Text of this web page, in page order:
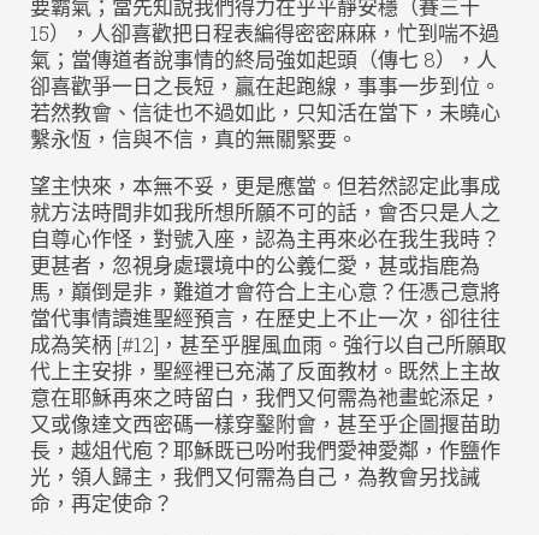
要霸氣；當先知說我們得力在乎平靜安穩（賽三十
15），人卻喜歡把日程表編得密密麻麻，忙到喘不過
氣；當傳道者說事情的終局強如起頭（傳七 8），人
卻喜歡爭一日之長短，贏在起跑線，事事一步到位。
若然教會、信徒也不過如此，只知活在當下，未曉心
繫永恆，信與不信，真的無關緊要。
望主快來，本無不妥，更是應當。但若然認定此事成
就方法時間非如我所想所願不可的話，會否只是人之
自尊心作怪，對號入座，認為主再來必在我生我時？
更甚者，忽視身處環境中的公義仁愛，甚或指鹿為
馬，巔倒是非，難道才會符合上主心意？任憑己意將
當代事情讀進聖經預言，在歷史上不止一次，卻往往
成為笑柄 [#12]，甚至乎腥風血雨。強行以自己所願取
代上主安排，聖經裡已充滿了反面教材。既然上主故
意在耶穌再來之時留白，我們又何需為祂畫蛇添足，
又或像達文西密碼一樣穿鑿附會，甚至乎企圖揠苗助
長，越俎代庖？耶穌既已吩咐我們愛神愛鄰，作鹽作
光，領人歸主，我們又何需為自己，為教會另找誡
命，再定使命？